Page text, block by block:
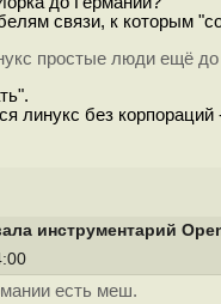
связи, к которым
простые люди ещё до
линукс без
инструментарий
есть меш.